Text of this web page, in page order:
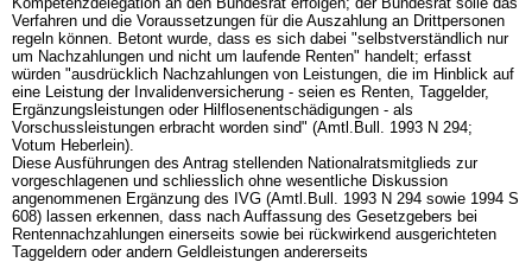
Verfahren und die Voraussetzungen für die Auszahlung an Drittpersonen
regeln können. Betont wurde, dass es sich dabei "selbstverständlich nur
um Nachzahlungen und nicht um laufende Renten" handelt; erfasst
würden "ausdrücklich Nachzahlungen von Leistungen, die im Hinblick auf
eine Leistung der Invalidenversicherung - seien es Renten, Taggelder,
Ergänzungsleistungen oder Hilflosenentschädigungen - als
Vorschussleistungen erbracht worden sind" (Amtl.Bull. 1993 N 294;
Votum Heberlein).
Diese Ausführungen des Antrag stellenden Nationalratsmitglieds zur
vorgeschlagenen und schliesslich ohne wesentliche Diskussion
angenommenen Ergänzung des IVG (Amtl.Bull. 1993 N 294 sowie 1994 S
608) lassen erkennen, dass nach Auffassung des Gesetzgebers bei
Rentennachzahlungen einerseits sowie bei rückwirkend ausgerichteten
Taggeldern oder andern Geldleistungen andererseits